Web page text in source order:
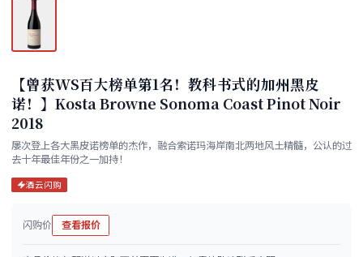
【曾获WS百大榜单第1名！教科书式的加州黑皮
诺！】Kosta Browne Sonoma Coast Pinot Noir
2018
屡次登上各大黑皮诺榜单的杰作，融合索诺玛海岸南北两地风土精髓，公认的过
去十年最佳年份之一加持！
酒云闪购
闪购价 查看报价